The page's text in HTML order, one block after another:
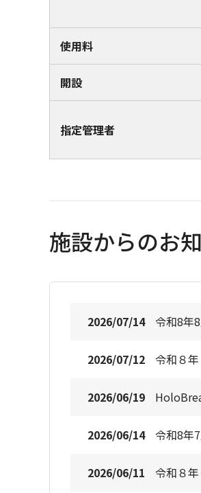
使用料
開設
指定管理者
施設からのお
2026/07/14 令和8年
2026/07/12 令和８
2026/06/19
2026/06/14 令和8年
2026/06/11 令和８